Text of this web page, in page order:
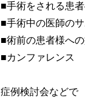
■手術をされる患
■手術中の医師のサ
■術前の患者様へ
■カンファレンス
症例検討会などで